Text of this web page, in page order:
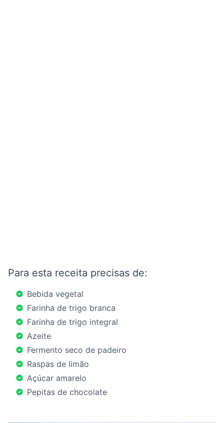
Para esta receita precisas de:
Bebida vegetal
Farinha de trigo branca
Farinha de trigo integral
Azeite
Fermento seco de padeiro
Raspas de limão
Açúcar amarelo
Pepitas de chocolate